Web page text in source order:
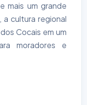
mais um grande
a cultura regional
Cocais em um
moradores e